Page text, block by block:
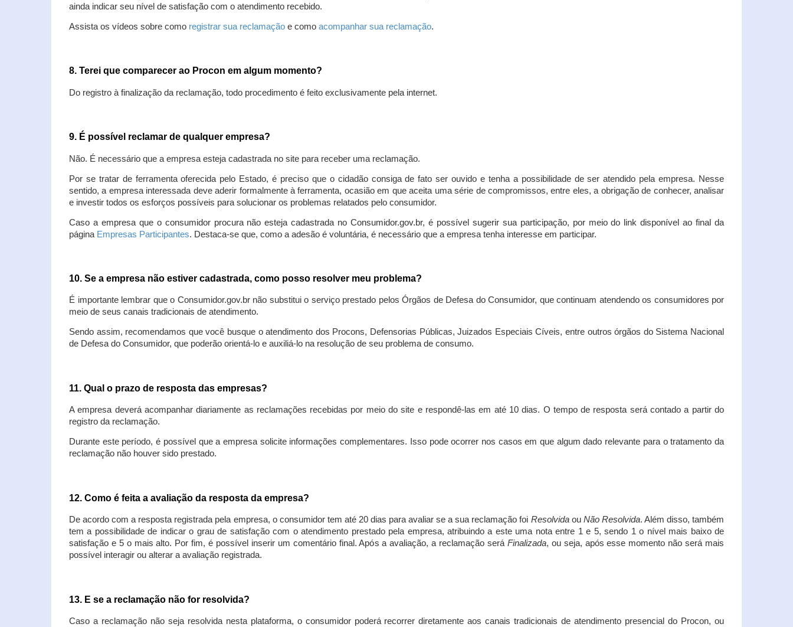
ainda indicar seu nível de satisfação com o atendimento recebido.
Assista os vídeos sobre como registrar sua reclamação e como acompanhar sua reclamação.
8. Terei que comparecer ao Procon em algum momento?
Do registro à finalização da reclamação, todo procedimento é feito exclusivamente pela internet.
9. É possível reclamar de qualquer empresa?
Não. É necessário que a empresa esteja cadastrada no site para receber uma reclamação.
Por se tratar de ferramenta oferecida pelo Estado, é preciso que o cidadão consiga de fato ser ouvido e tenha a possibilidade de ser atendido pela empresa. Nesse
sentido, a empresa interessada deve aderir formalmente à ferramenta, ocasião em que aceita uma série de compromissos, entre eles, a obrigação de conhecer, analisar
e investir todos os esforços possíveis para solucionar os problemas relatados pelo consumidor.
Caso a empresa que o consumidor procura não esteja cadastrada no Consumidor.gov.br, é possível sugerir sua participação, por meio do link disponível ao final da
página Empresas Participantes. Destaca-se que, como a adesão é voluntária, é necessário que a empresa tenha interesse em participar.
10. Se a empresa não estiver cadastrada, como posso resolver meu problema?
É importante lembrar que o Consumidor.gov.br não substitui o serviço prestado pelos Órgãos de Defesa do Consumidor, que continuam atendendo os consumidores por
meio de seus canais tradicionais de atendimento.
Sendo assim, recomendamos que você busque o atendimento dos Procons, Defensorias Públicas, Juizados Especiais Cíveis, entre outros órgãos do Sistema Nacional
de Defesa do Consumidor, que poderão orientá-lo e auxiliá-lo na resolução de seu problema de consumo.
11. Qual o prazo de resposta das empresas?
A empresa deverá acompanhar diariamente as reclamações recebidas por meio do site e respondê-las em até 10 dias. O tempo de resposta será contado a partir do
registro da reclamação.
Durante este período, é possível que a empresa solicite informações complementares. Isso pode ocorrer nos casos em que algum dado relevante para o tratamento da
reclamação não houver sido prestado.
12. Como é feita a avaliação da resposta da empresa?
De acordo com a resposta registrada pela empresa, o consumidor tem até 20 dias para avaliar se a sua reclamação foi Resolvidaou Não Resolvida. Além disso, também
tem a possibilidade de indicar o grau de satisfação com o atendimento prestado pela empresa, atribuindo a este uma nota entre 1 e 5, sendo 1 o nível mais baixo de
satisfação e 5 o mais alto. Por fim, é possível inserir um comentário final. Após a avaliação, a reclamação será Finalizada, ou seja, após esse momento não será mais
possível interagir ou alterar a avaliação registrada.
13. E se a reclamação não for resolvida?
Caso a reclamação não seja resolvida nesta plataforma, o consumidor poderá recorrer diretamente aos canais tradicionais de atendimento presencial do Procon, ou